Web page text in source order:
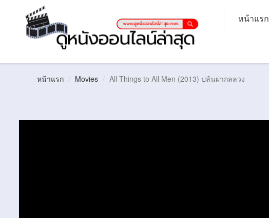
หน้าแรก
หน้าแรก Movies All Things to All Men (2013) ปล้นผ่ากลลวง